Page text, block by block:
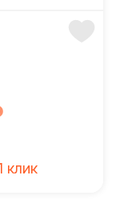
клик